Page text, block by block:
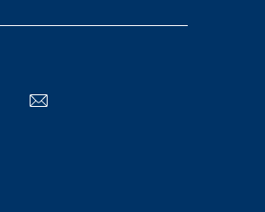
Twitter